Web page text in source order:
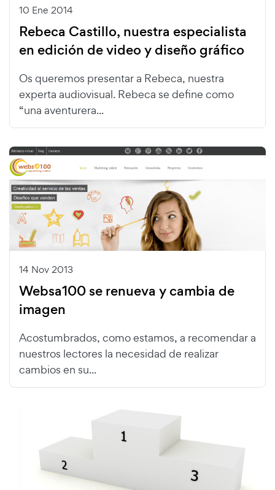
10 Ene 2014
Rebeca Castillo, nuestra especialista
en edición de video y diseño gráfico
Os queremos presentar a Rebeca, nuestra
experta audiovisual. Rebeca se define como
“una aventurera...
14 Nov 2013
Websa100 se renueva y cambia de
imagen
Acostumbrados, como estamos, a recomendar a
nuestros lectores la necesidad de realizar
cambios en su...